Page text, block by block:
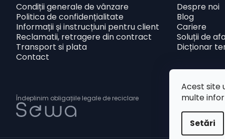
Acest site
multe
Setări
Condiții generale de vânzare
Politica de confidențialitate
Informații și instrucțiuni pentru client
Reclamatii, retragere din contract
Transport si plata
Contact
Despre noi
Blog
Cariere
Soluții de
Dicționar
Îndeplinim obligațiile legale de reciclare